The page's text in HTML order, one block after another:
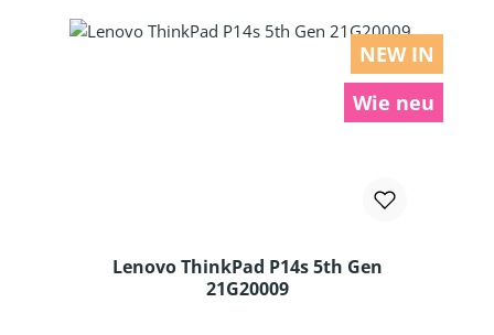
NEW IN
Wie neu
Lenovo ThinkPad P14s 5th Gen
21G20009